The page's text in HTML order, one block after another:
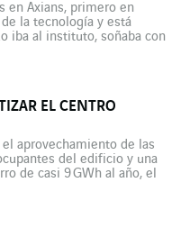
en Axians, primero en
la tecnología y está
iba al instituto, soñaba con
EL CENTRO
aprovechamiento de las
del edificio y una
de casi 9 GWh al año, el